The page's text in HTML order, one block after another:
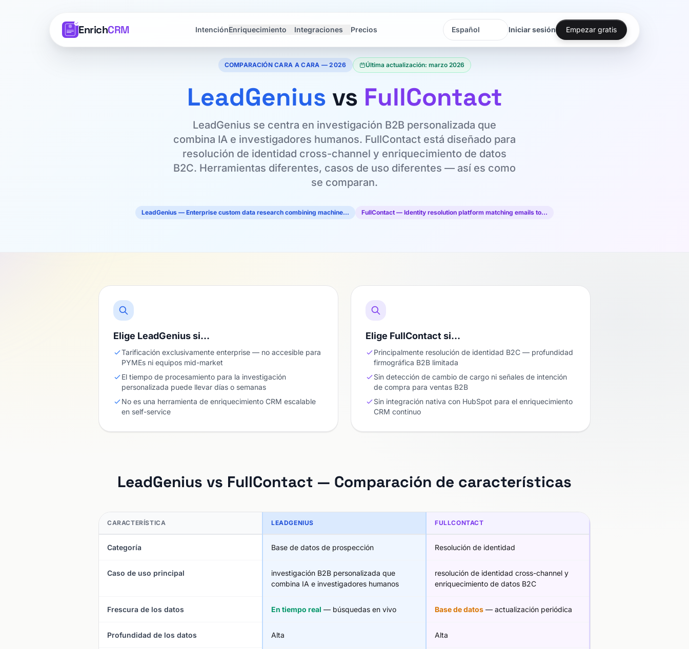
EnrichCRM IntenciónEnriquecimiento Integraciones Precios
Idioma
Idioma
Iniciar sesión Empezar gratis
COMPARACIÓN CARA A CARA — 2026 Última actualización: marzo 2026
LeadGenius vs FullContact
LeadGenius se centra en investigación B2B personalizada que
combina IA e investigadores humanos. FullContact está diseñado para
resolución de identidad cross-channel y enriquecimiento de datos
B2C. Herramientas diferentes, casos de uso diferentes — así es como
se comparan.
LeadGenius — Enterprise custom data research combining machine… FullContact — Identity resolution platform matching emails to…
Elige LeadGenius si…
Tarificación exclusivamente enterprise — no accesible para
PYMEs ni equipos mid-market
El tiempo de procesamiento para la investigación
personalizada puede llevar días o semanas
No es una herramienta de enriquecimiento CRM escalable
en self-service
Elige FullContact si…
Principalmente resolución de identidad B2C — profundidad
firmográfica B2B limitada
Sin detección de cambio de cargo ni señales de intención
de compra para ventas B2B
Sin integración nativa con HubSpot para el enriquecimiento
CRM continuo
LeadGenius vs FullContact — Comparación de características
CARACTERÍSTICA LEADGENIUS FULLCONTACT
Categoría Base de datos de prospección Resolución de identidad
Caso de uso principal
investigación B2B personalizada que
combina IA e investigadores humanos
resolución de identidad cross-channel y
enriquecimiento de datos B2C
Frescura de los datos En tiempo real — búsquedas en vivo Base de datos — actualización periódica
Profundidad de los datos Alta Alta